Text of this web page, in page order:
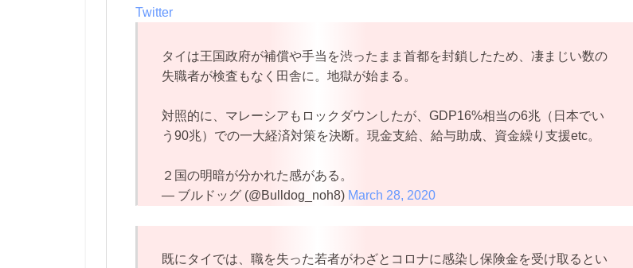
Twitter
タイは王国政府が補償や手当を渋ったまま首都を封鎖したため、凄まじい数の
失職者が検査もなく田舎に。地獄が始まる。
対照的に、マレーシアもロックダウンしたが、GDP16%相当の6兆（日本でい
う90兆）での一大経済対策を決断。現金支給、給与助成、資金繰り支援etc。
２国の明暗が分かれた感がある。
— ブルドッグ (@Bulldog_noh8) March 28, 2020
既にタイでは、職を失った若者がわざとコロナに感染し保険金を受け取るとい